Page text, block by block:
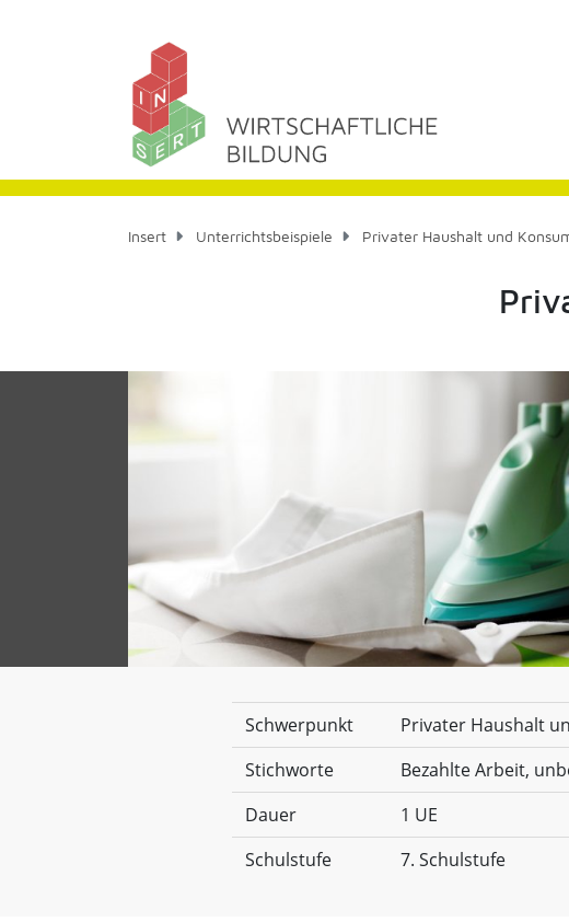
Insert Unterrichtsbeispiele Privater Haushalt und
Schwerpunkt
Privater Haushalt
Stichworte
Bezahlte Arbeit,
Dauer
1 UE
Schulstufe
7. Schulstufe